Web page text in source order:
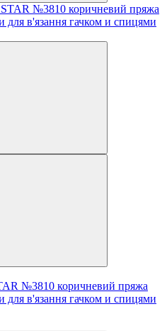
№3810 коричневий пряжа
для в'язання гачком и спицями